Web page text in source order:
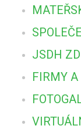
JSDH
FIRMY A